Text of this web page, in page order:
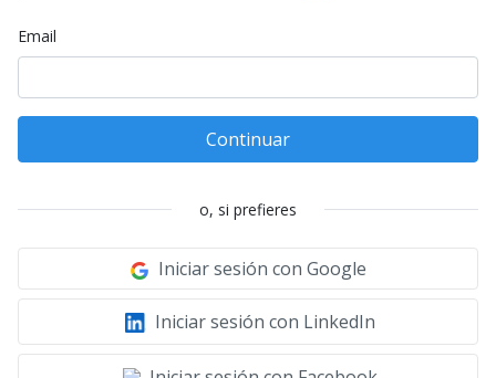
Email
Continuar
o, si prefieres
Iniciar sesión con Google
Iniciar sesión con LinkedIn